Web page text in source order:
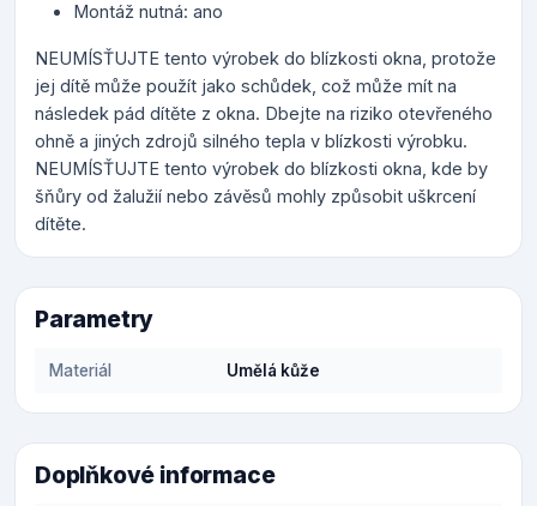
Montáž nutná: ano
NEUMÍSŤUJTE tento výrobek do blízkosti okna, protože
jej dítě může použít jako schůdek, což může mít na
následek pád dítěte z okna. Dbejte na riziko otevřeného
ohně a jiných zdrojů silného tepla v blízkosti výrobku.
NEUMÍSŤUJTE tento výrobek do blízkosti okna, kde by
šňůry od žalužií nebo závěsů mohly způsobit uškrcení
dítěte.
Parametry
Materiál Umělá kůže
Doplňkové informace